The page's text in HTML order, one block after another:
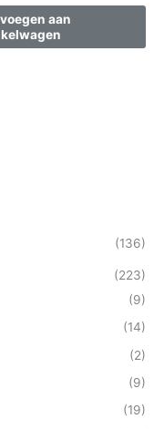
aan
(136)
(223)
(9)
(14)
(2)
(9)
(19)